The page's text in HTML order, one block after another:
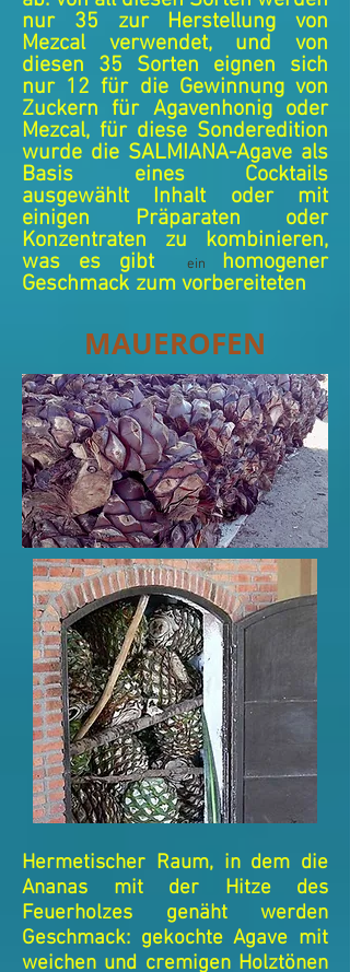
nur 35 zur Herstellung von
Mezcal verwendet, und von
diesen 35 Sorten eignen sich
nur 12 für die Gewinnung von
Zuckern für Agavenhonig oder
Mezcal, für diese Sonderedition
wurde die SALMIANA-Agave als
Basis eines Cocktails
ausgewählt Inhalt oder mit
einigen Präparaten oder
Konzentraten zu kombinieren,
was es gibt ein homogener
Geschmack zum vorbereiteten
MAUEROFEN
Hermetischer Raum, in dem die
Ananas mit der Hitze des
Feuerholzes genäht werden
Geschmack: gekochte Agave mit
weichen und cremigen Holztönen